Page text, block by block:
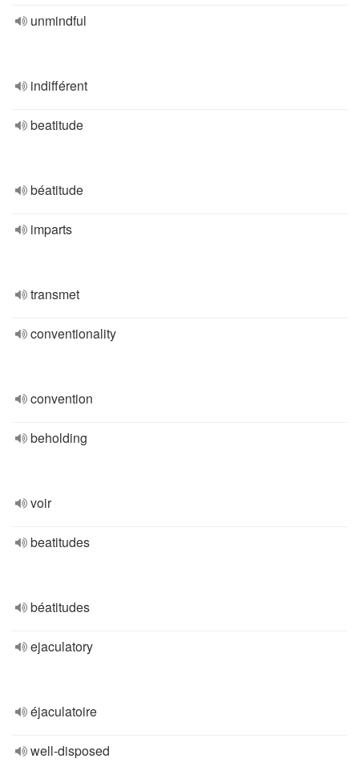
unmindful
indifférent
beatitude
béatitude
imparts
transmet
conventionality
convention
beholding
voir
beatitudes
béatitudes
ejaculatory
éjaculatoire
well-disposed